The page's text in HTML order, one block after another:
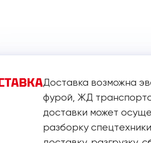
Доставка возможна
фурой, ЖД
доставки может
разборку